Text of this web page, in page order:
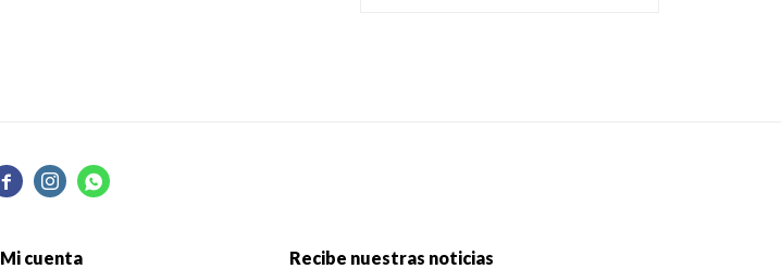
  
Mi cuenta Recibe nuestras noticias